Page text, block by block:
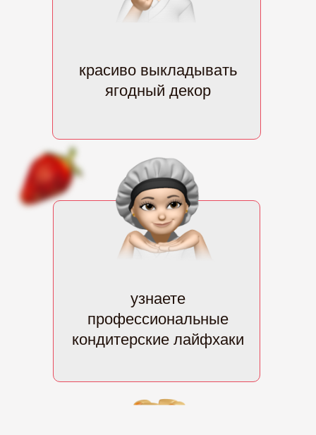
красиво выкладывать
ягодный декор
узнаете
профессиональные
кондитерские лайфхаки